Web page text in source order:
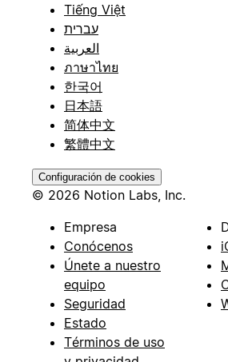
Tiếng Việt
עברית
العربية
ภาษาไทย
한국어
日本語
简体中文
繁體中文
Configuración de cookies
© 2026 Notion Labs, Inc.
Empresa
Conócenos
Únete a nuestro
equipo
Seguridad
Estado
Términos de uso